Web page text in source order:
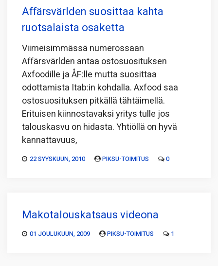
Affärsvärlden suosittaa kahta
ruotsalaista osaketta
Viimeisimmässä numerossaan
Affärsvärlden antaa ostosuosituksen
Axfoodille ja ÅF:lle mutta suosittaa
odottamista Itab:in kohdalla. Axfood saa
ostosuosituksen pitkällä tähtäimellä.
Erituisen kiinnostavaksi yritys tulle jos
talouskasvu on hidasta. Yhtiöllä on hyvä
kannattavuus,
22 SYYSKUUN, 2010 PIKSU-TOIMITUS 0
Makotalouskatsaus videona
01 JOULUKUUN, 2009 PIKSU-TOIMITUS 1